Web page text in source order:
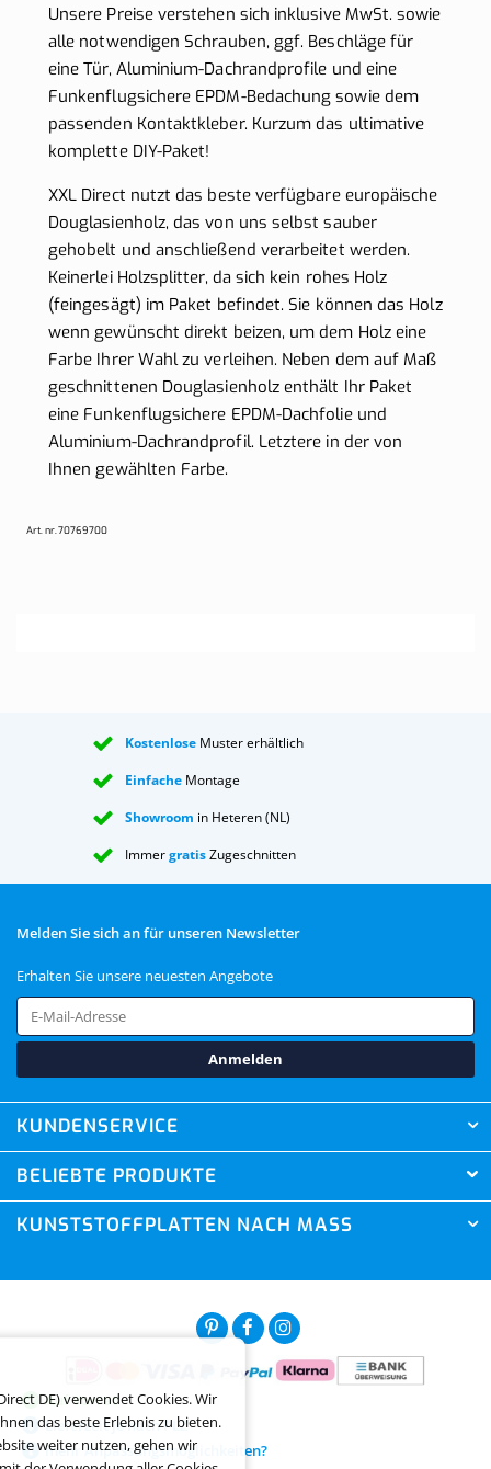
Auf Vorrat
Lieferzeit je nach PLZ
mehr Anpassungsmöglichkeiten?
Unsere Preise verstehen sich inklusive MwSt. sowie
alle notwendigen Schrauben, ggf. Beschläge für
eine Tür, Aluminium-Dachrandprofile und eine
Funkenflugsichere EPDM-Bedachung sowie dem
passenden Kontaktkleber. Kurzum das ultimative
komplette DIY-Paket!
XXL Direct nutzt das beste verfügbare europäische
Douglasienholz, das von uns selbst sauber
gehobelt und anschließend verarbeitet werden.
Keinerlei Holzsplitter, da sich kein rohes Holz
(feingesägt) im Paket befindet. Sie können das Holz
wenn gewünscht direkt beizen, um dem Holz eine
Farbe Ihrer Wahl zu verleihen. Neben dem auf Maß
geschnittenen Douglasienholz enthält Ihr Paket
eine Funkenflugsichere EPDM-Dachfolie und
Aluminium-Dachrandprofil. Letztere in der von
Ihnen gewählten Farbe.
Art. nr.70769700
Kostenlose Muster erhältlich
Einfache Montage
Showroom in Heteren (NL)
ImmergratisZugeschnitten
Melden Sie sich an für unseren Newsletter
Erhalten Sie unsere neuesten Angebote
Anmelden
KUNDENSERVICE
BELIEBTE PRODUKTE
KUNSTSTOFFPLATTEN NACH MASS
© Copyright 2026. XXL Direct BV. All rights reserved.
DE) verwendet Cookies. Wir
das beste Erlebnis zu bieten.
weiter nutzen, gehen wir